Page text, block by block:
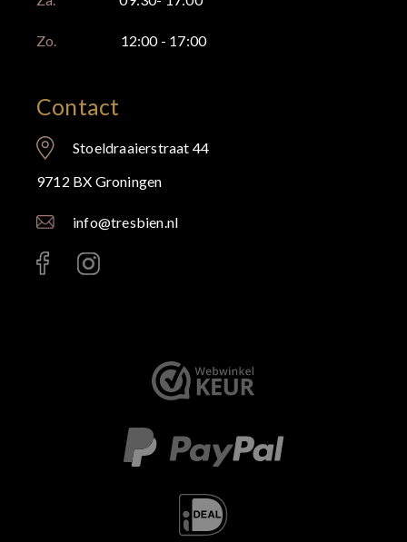
Zo. 12:00 - 17:00
Contact
Stoeldraaierstraat 44
9712 BX Groningen
info@tresbien.nl